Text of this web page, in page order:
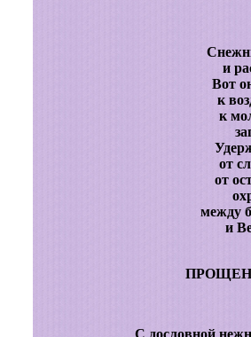
и
Вот
к
к
от
от
между
и
С дословной